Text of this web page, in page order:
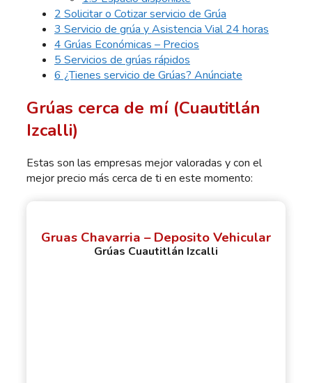
2 Solicitar o Cotizar servicio de Grúa
3 Servicio de grúa y Asistencia Vial 24 horas
4 Grúas Económicas – Precios
5 Servicios de grúas rápidos
6 ¿Tienes servicio de Grúas? Anúnciate
Grúas cerca de mí (Cuautitlán
Izcalli)
Estas son las empresas mejor valoradas y con el
mejor precio más cerca de ti en este momento:
Gruas Chavarria – Deposito Vehicular
Grúas Cuautitlán Izcalli